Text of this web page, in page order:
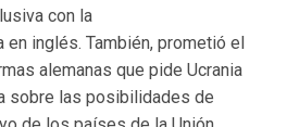
con la
en inglés. También, prometió el
alemanas que pide Ucrania
sobre las posibilidades de